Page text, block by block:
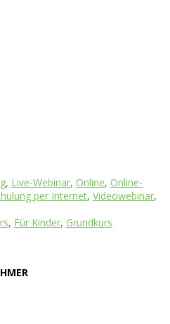
, Live-Webinar, Online, Online-
per Internet, Videowebinar,
, Für Kinder, Grundkurs